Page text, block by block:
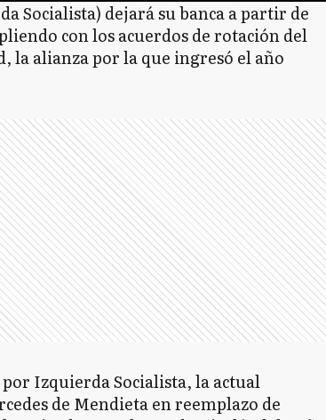
Socialista) dejará su banca a partir de
con los acuerdos de rotación del
la alianza por la que ingresó el año
Izquierda Socialista, la actual
de Mendieta en reemplazo de